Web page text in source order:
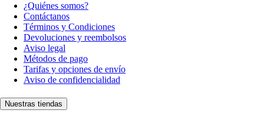
¿Quiénes somos?
Contáctanos
Términos y Condiciones
Devoluciones y reembolsos
Aviso legal
Métodos de pago
Tarifas y opciones de envío
Aviso de confidencialidad
Nuestras tiendas